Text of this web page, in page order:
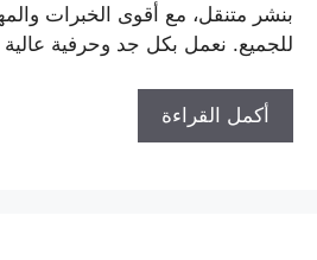
بنشر متنقل، مع أقوى الخبرات
للجميع. نعمل بكل جد وحرفية
أكمل القراءة